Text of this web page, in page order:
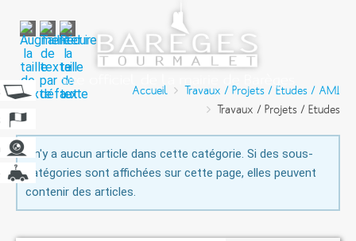
Accueil
Travaux / Projets / Etudes / AMI
Travaux / Projets / Etudes
Il n'y a aucun article dans cette catégorie. Si des sous-
catégories sont affichées sur cette page, elles peuvent
contenir des articles.